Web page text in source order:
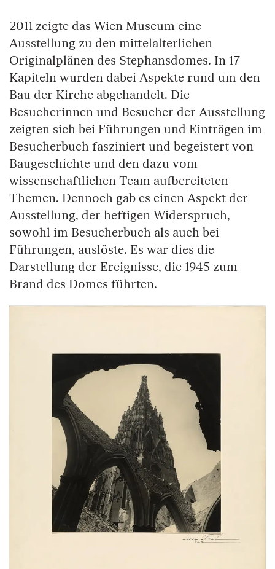
2011 zeigte das Wien Museum eine
Ausstellung zu den mittelalterlichen
Originalplänen des Stephansdomes. In 17
Kapiteln wurden dabei Aspekte rund um den
Bau der Kirche abgehandelt. Die
Besucherinnen und Besucher der Ausstellung
zeigten sich bei Führungen und Einträgen im
Besucherbuch fasziniert und begeistert von
Baugeschichte und den dazu vom
wissenschaftlichen Team aufbereiteten
Themen. Dennoch gab es einen Aspekt der
Ausstellung, der heftigen Widerspruch,
sowohl im Besucherbuch als auch bei
Führungen, auslöste. Es war dies die
Darstellung der Ereignisse, die 1945 zum
Brand des Domes führten.